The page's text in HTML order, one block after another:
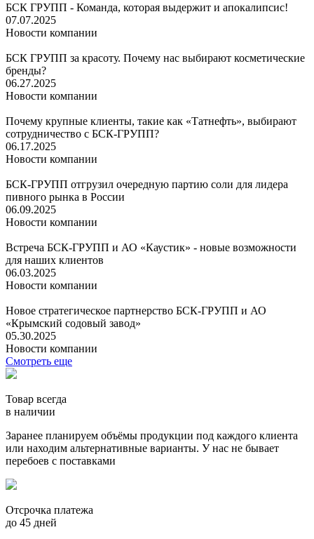
БСК ГРУПП - Команда, которая выдержит и апокалипсис!
07.07.2025
Новости компании
БСК ГРУПП за красоту. Почему нас выбирают косметические
бренды?
06.27.2025
Новости компании
Почему крупные клиенты, такие как «Татнефть», выбирают
сотрудничество с БСК-ГРУПП?
06.17.2025
Новости компании
БСК-ГРУПП отгрузил очередную партию соли для лидера
пивного рынка в России
06.09.2025
Новости компании
Встреча БСК-ГРУПП и АО «Каустик» - новые возможности
для наших клиентов
06.03.2025
Новости компании
Новое стратегическое партнерство БСК-ГРУПП и АО
«Крымский содовый завод»
05.30.2025
Новости компании
Смотреть еще
Товар всегда
в наличии
Заранее планируем объёмы продукции под каждого клиента
или находим альтернативные варианты. У нас не бывает
перебоев с поставками
Отсрочка платежа
до 45 дней